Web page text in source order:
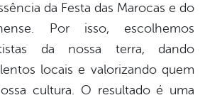
da Festa das Marocas e do
Por isso, escolhemos
da nossa terra, dando
locais e valorizando quem
cultura. O resultado é uma